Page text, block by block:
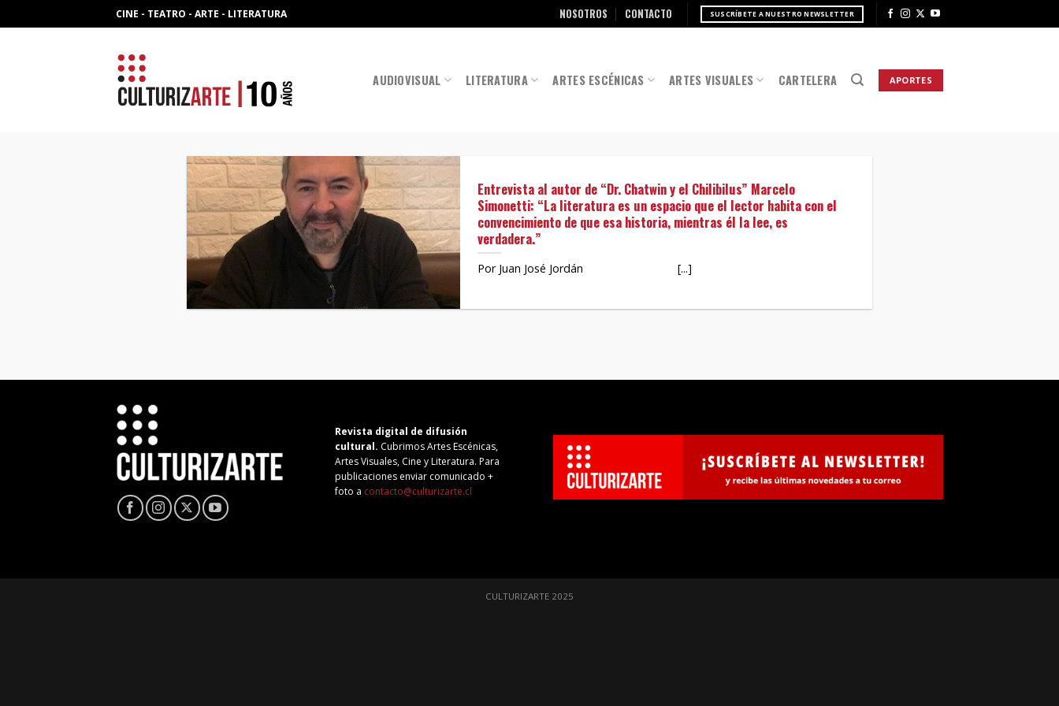
to
CINE - TEATRO - ARTE - LITERATURA NOSOTROS CONTACTO SUSCRÍBETE A NUESTRO NEWSLETTER
AUDIOVISUAL LITERATURA ARTES ESCÉNICAS ARTES VISUALES CARTELERA APORTES
Entrevista al autor de “Dr. Chatwin y el Chilibilus” Marcelo
Simonetti: “La literatura es un espacio que el lector habita con el
convencimiento de que esa historia, mientras él la lee, es
verdadera.”
Por Juan José Jordán [...]
Revista digital de difusión
cultural. Cubrimos Artes Escénicas,
Artes Visuales, Cine y Literatura. Para
publicaciones enviar comunicado +
foto a contacto@culturizarte.cl
CULTURIZARTE 2025